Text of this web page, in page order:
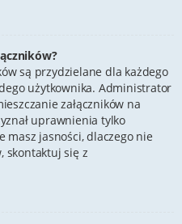
są przydzielane dla każdego
użytkownika. Administrator
załączników na
uprawnienia tylko
masz jasności, dlaczego nie
skontaktuj się z